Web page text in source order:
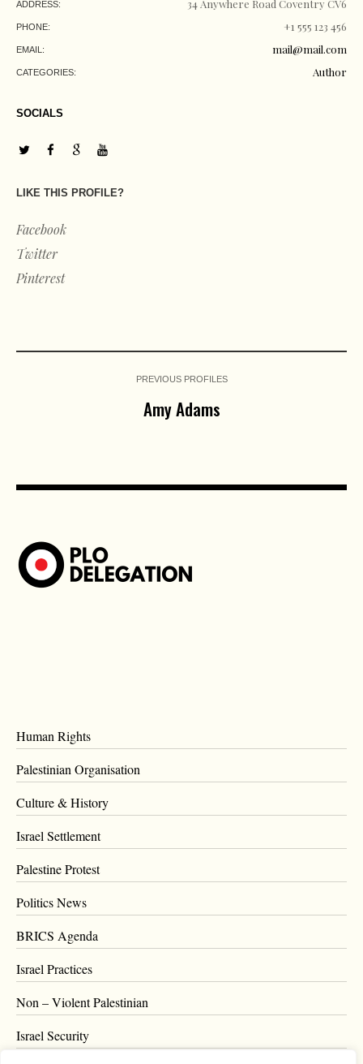
ADDRESS: 34 Anywhere Road Coventry CV6
PHONE: +1 555 123 456
EMAIL: mail@mail.com
CATEGORIES: Author
SOCIALS
LIKE THIS PROFILE?
Facebook
Twitter
Pinterest
PREVIOUS PROFILES
Amy Adams
Human Rights
Palestinian Organisation
Culture & History
Israel Settlement
Palestine Protest
Politics News
BRICS Agenda
Israel Practices
Non – Violent Palestinian
Israel Security